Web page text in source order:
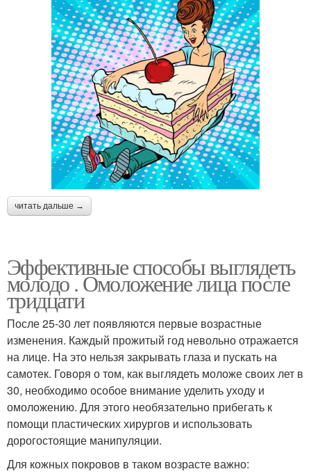
читать дальше →
Эффективные способы выглядеть
молодо . Омоложение лица после
тридцати
После 25-30 лет появляются первые возрастные
изменения. Каждый прожитый год невольно отражается
на лице. На это нельзя закрывать глаза и пускать на
самотек. Говоря о том, как выглядеть моложе своих лет в
30, необходимо особое внимание уделить уходу и
омоложению. Для этого необязательно прибегать к
помощи пластических хирургов и использовать
дорогостоящие манипуляции.
Для кожных покровов в таком возрасте важно: